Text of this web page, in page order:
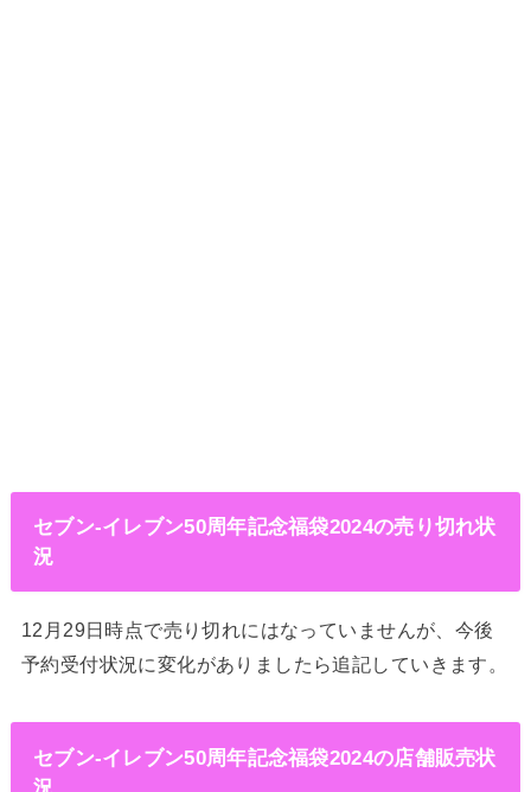
セブン‐イレブン50周年記念福袋2024の売り切れ状
況
12月29日時点で売り切れにはなっていませんが、今後
予約受付状況に変化がありましたら追記していきます。
セブン‐イレブン50周年記念福袋2024の店舗販売状
況